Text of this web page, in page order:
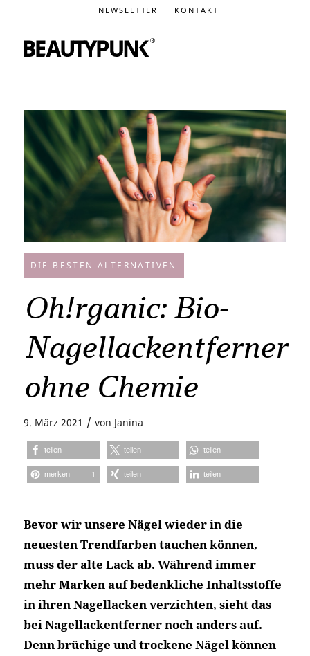
NEWSLETTER KONTAKT
DIE BESTEN ALTERNATIVEN
Oh!rganic: Bio-
Nagellackentferner
ohne Chemie
9. März 2021 / von Janina
teilen teilen teilen
merken 1 teilen teilen
Bevor wir unsere Nägel wieder in die
neuesten Trendfarben tauchen können,
muss der alte Lack ab. Während immer
mehr Marken auf bedenkliche Inhaltsstoffe
in ihren Nagellacken verzichten, sieht das
bei Nagellackentferner noch anders auf.
Denn brüchige und trockene Nägel können